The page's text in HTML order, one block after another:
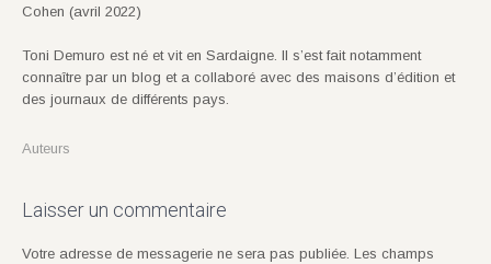
Cohen (avril 2022)
Toni Demuro est né et vit en Sardaigne. Il s’est fait notamment
connaître par un blog et a collaboré avec des maisons d’édition et
des journaux de différents pays.
Auteurs
Laisser un commentaire
Votre adresse de messagerie ne sera pas publiée. Les champs